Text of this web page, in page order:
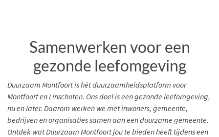
Samenwerken voor een
gezonde leefomgeving
Duurzaam Montfoort is hèt duurzaamheidsplatform voor
Montfoort en Linschoten. Ons doel is een gezonde leefomgeving,
nu en later. Daarom werken we met inwoners, gemeente,
bedrijven en organisaties samen aan een duurzame gemeente.
Ontdek wat Duurzaam Montfoort jou te bieden heeft tijdens een